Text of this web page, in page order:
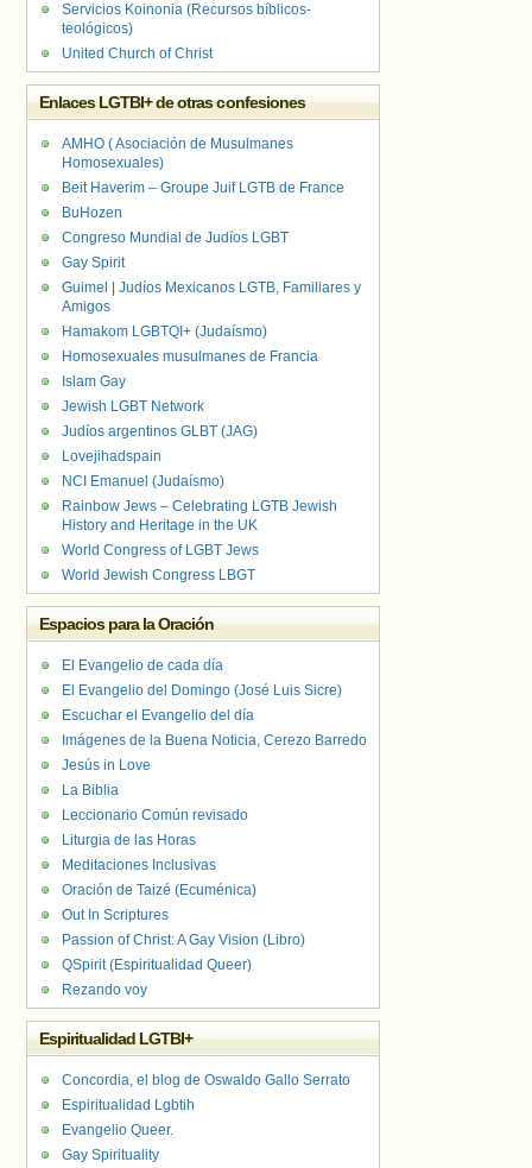
Servicios Koinonia (Recursos bíblicos-
teológicos)
United Church of Christ
Enlaces LGTBI+ de otras confesiones
AMHO ( Asociación de Musulmanes
Homosexuales)
Beit Haverim – Groupe Juif LGTB de France
BuHozen
Congreso Mundial de Judíos LGBT
Gay Spirit
Guimel | Judíos Mexicanos LGTB, Familiares y
Amigos
Hamakom LGBTQI+ (Judaísmo)
Homosexuales musulmanes de Francia
Islam Gay
Jewish LGBT Network
Judíos argentinos GLBT (JAG)
Lovejihadspain
NCI Emanuel (Judaísmo)
Rainbow Jews – Celebrating LGTB Jewish
History and Heritage in the UK
World Congress of LGBT Jews
World Jewish Congress LBGT
Espacios para la Oración
El Evangelio de cada día
El Evangelio del Domingo (José Luis Sicre)
Escuchar el Evangelio del día
Imágenes de la Buena Noticia, Cerezo Barredo
Jesús in Love
La Biblia
Leccionario Común revisado
Liturgia de las Horas
Meditaciones Inclusivas
Oración de Taizé (Ecuménica)
Out In Scriptures
Passion of Christ: A Gay Vision (Libro)
QSpirit (Espiritualidad Queer)
Rezando voy
Espiritualidad LGTBI+
Concordia, el blog de Oswaldo Gallo Serrato
Espiritualidad Lgbtih
Evangelio Queer.
Gay Spirituality